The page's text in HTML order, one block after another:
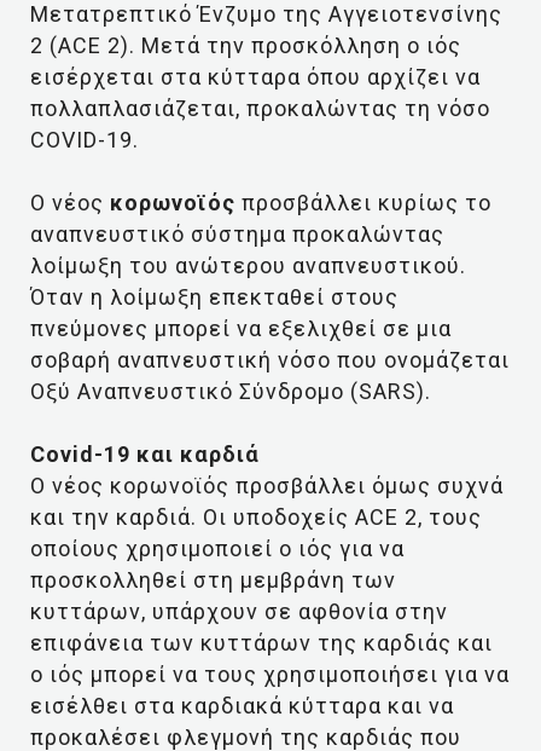
Μετατρεπτικό Ένζυμο της Αγγειοτενσίνης
2 (ACE 2). Μετά την προσκόλληση ο ιός
εισέρχεται στα κύτταρα όπου αρχίζει να
πολλαπλασιάζεται, προκαλώντας τη νόσο
COVID-19.
Ο νέος κορωνοϊός προσβάλλει κυρίως το
αναπνευστικό σύστημα προκαλώντας
λοίμωξη του ανώτερου αναπνευστικού.
Όταν η λοίμωξη επεκταθεί στους
πνεύμονες μπορεί να εξελιχθεί σε μια
σοβαρή αναπνευστική νόσο που ονομάζεται
Οξύ Αναπνευστικό Σύνδρομο (SARS).
Covid-19 και καρδιά
Ο νέος κορωνοϊός προσβάλλει όμως συχνά
και την καρδιά. Οι υποδοχείς ACE 2, τους
οποίους χρησιμοποιεί ο ιός για να
προσκολληθεί στη μεμβράνη των
κυττάρων, υπάρχουν σε αφθονία στην
επιφάνεια των κυττάρων της καρδιάς και
ο ιός μπορεί να τους χρησιμοποιήσει για να
εισέλθει στα καρδιακά κύτταρα και να
προκαλέσει φλεγμονή της καρδιάς που